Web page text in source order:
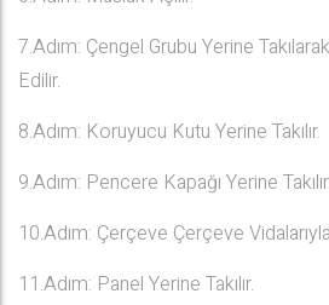
7.Adım: Çengel Grubu Yerine
Edilir.
8.Adım: Koruyucu Kutu Yerine Takılır.
9.Adım: Pencere Kapağı Yerine Takılır.
10.Adım: Çerçeve Çerçeve
11.Adım: Panel Yerine Takılır.